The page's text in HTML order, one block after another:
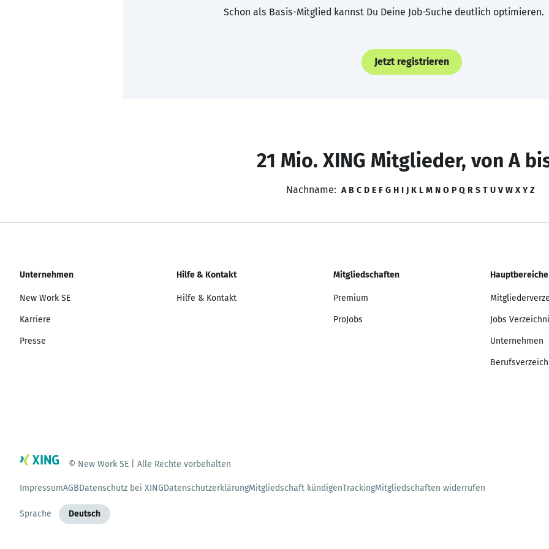
Schon als Basis-Mitglied kannst Du Deine Job-Suche deutlich optimieren.
Jetzt registrieren
21 Mio. XING Mitglieder, von A
Nachname: A B C D E F G H I J K L M N O P Q R S T U V W X Y Z
Unternehmen
New Work SE
Karriere
Presse
Hilfe & Kontakt
Hilfe & Kontakt
Mitgliedschaften
Premium
ProJobs
Hauptbereiche
Jobs
Unternehmen
© New Work SE | Alle Rechte vorbehalten
ImpressumAGBDatenschutz bei XINGDatenschutzerklärungMitgliedschaft kündigenTrackingMitgliedschaften widerrufen
Sprache Deutsch